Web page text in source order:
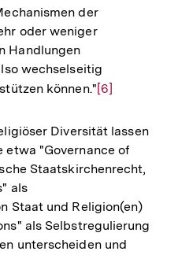
der
oder weniger
Handlungen
wechselseitig
können."Zur
der
Fußnote
[6]
Diversität lassen
etwa "Governance of
Staatskirchenrecht,
als
Staat und Religion(en)
als Selbstregulierung
unterscheiden und